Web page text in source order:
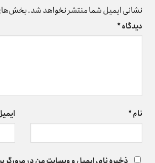
نشانی ایمیل شما منتشر نخواهد شد.بخش‌های
دیدگاه*
نام*